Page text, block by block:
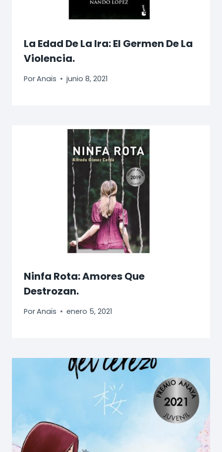
La Edad De La Ira: El Germen De La
Violencia.
PorAnaïs junio 8, 2021
Ninfa Rota: Amores Que
Destrozan.
PorAnaïs enero 5, 2021